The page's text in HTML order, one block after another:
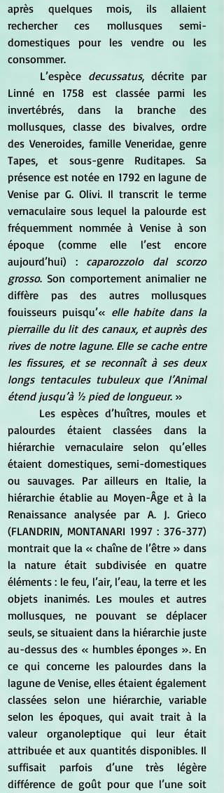
après quelques mois, ils allaient
rechercher ces mollusques semi-
domestiques pour les vendre ou les
consommer.
	L’espèce
decussatus, décrite par
Linné en 1758 est classée parmi les
invertébrés, dans la branche des
mollusques, classe des bivalves, ordre
des Veneroides, famille Veneridae, genre
Tapes, et sous-genre Ruditapes. Sa
présence est notée en 1792 en lagune de
Venise par G. Olivi. Il transcrit le terme
vernaculaire sous lequel la palourde est
fréquemment nommée à Venise à son
époque (comme elle l’est encore
aujourd’hui) : caparozzolo dal scorzo
grosso. Son comportement animalier ne
diffère pas des autres mollusques
fouisseurs puisqu’« elle habite dans la
pierraille du lit des canaux, et auprès des
rives de notre lagune. Elle se cache entre
les fissures, et se reconnaît à ses deux
longs tentacules tubuleux que l’Animal
étend jusqu’à ½ pied de longueur. »
palourdes étaient classées dans la
hiérarchie vernaculaire selon qu’elles
étaient domestiques, semi-domestiques
ou sauvages. Par ailleurs en Italie, la
hiérarchie établie au Moyen-Âge et à la
Renaissance analysée par A. J. Grieco
(FLANDRIN, MONTANARI 1997 : 376-377)
montrait que la « chaîne de l’être » dans
la nature était subdivisée en quatre
éléments : le feu, l’air, l’eau, la terre et les
objets inanimés. Les moules et autres
mollusques, ne pouvant se déplacer
seuls, se situaient dans la hiérarchie juste
au-dessus des « humbles éponges ». En
ce qui concerne les palourdes dans la
lagune de Venise, elles étaient également
classées selon une hiérarchie, variable
selon les époques, qui avait trait à la
valeur organoleptique qui leur était
attribuée et aux quantités disponibles. Il
suffisait parfois d’une très légère
différence de goût pour que l’une soit